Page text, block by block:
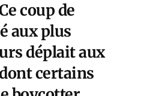
coup de
aux plus
déplait aux
certains